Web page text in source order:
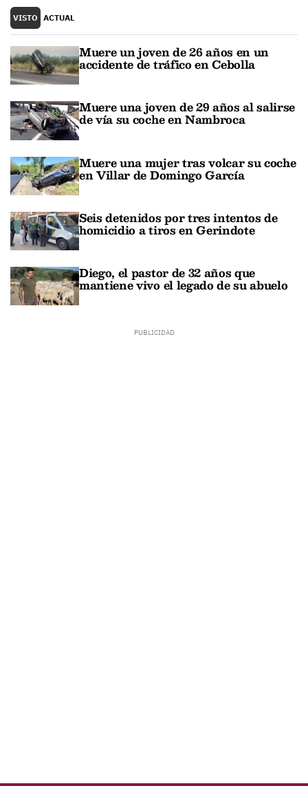
VISTO ACTUAL
Muere un joven de 26 años en un
accidente de tráfico en Cebolla
Muere una joven de 29 años al salirse
de vía su coche en Nambroca
Muere una mujer tras volcar su coche
en Villar de Domingo García
Seis detenidos por tres intentos de
homicidio a tiros en Gerindote
Diego, el pastor de 32 años que
mantiene vivo el legado de su abuelo